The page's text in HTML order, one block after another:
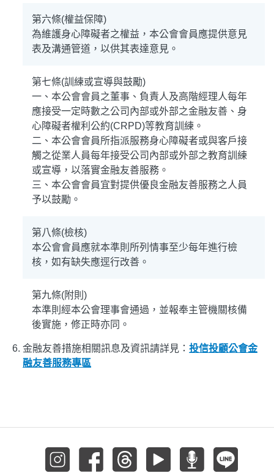
第六條(權益保障)
為維護身心障礙者之權益，本公會會員應提供意見
表及溝通管道，以供其表達意見。
第七條(訓練或宣導與鼓勵)
一、本公會會員之董事、負責人及高階經理人每年
應接受一定時數之公司內部或外部之金融友善、身
心障礙者權利公約(CRPD)等教育訓練。
二、本公會會員所指派服務身心障礙者或與客戶接
觸之從業人員每年接受公司內部或外部之教育訓練
或宣導，以落實金融友善服務。
三、本公會會員宜對提供優良金融友善服務之人員
予以鼓勵。
第八條(檢核)
本公會會員應就本準則所列情事至少每年進行檢
核，如有缺失應逕行改善。
第九條(附則)
本準則經本公會理事會通過，並報奉主管機關核備
後實施，修正時亦同。
金融友善措施相關訊息及資訊請詳見： 投信投顧公會金
融友善服務專區